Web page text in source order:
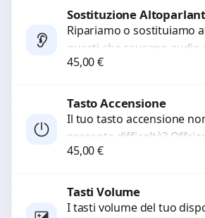
di...
Procedi
Sostituzione
Ripariamo o sostituiamo
guasti che causano audio
basso o assente.
45,00€
Procedi
Tasto Accensione
Il tuo tasto accensione
presenta difficoltà?
professionale di
45,00€
Tasti Volume
I tasti volume del tuo